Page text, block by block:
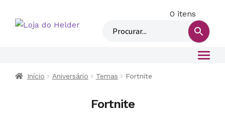
0 itens
Início Aniversário Temas Fortnite
Fortnite